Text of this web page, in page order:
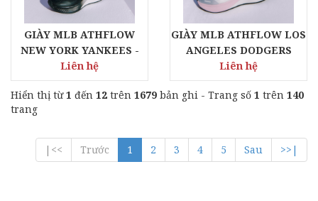
GIÀY MLB ATHFLOW
NEW YORK YANKEES -
BLACK
Liên hệ
GIÀY MLB ATHFLOW LOS
ANGELES DODGERS
Liên hệ
Hiển thị từ1 đến 12 trên 1679 bản ghi - Trang số 1 trên 140
trang
|<< Trước 1 2 3 4 5 Sau >>|